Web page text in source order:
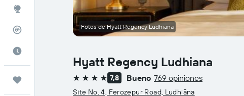
Hyatt Regency Ludhiana
4 estrellas7,8 Bueno 769 opiniones
Site No. 4, Ferozepur Road, Ludhiāna
Fotos de Hyatt Regency Ludhiana